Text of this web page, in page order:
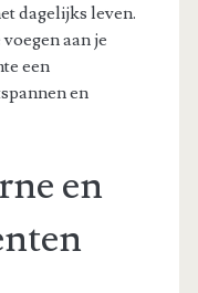
dagelijks leven.
aan je
een
en
en